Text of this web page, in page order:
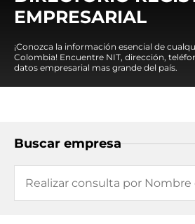
EMPRESARIAL
¡Conozca la información esencial de
Colombia! Encuentre NIT, dirección,
datos empresarial mas grande del país.
Buscar empresa